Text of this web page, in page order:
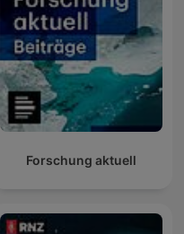
Forschung aktuell